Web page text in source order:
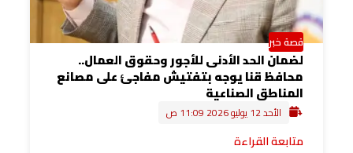
قصة خبر
لضمان الحد الأدنى للأجور وحقوق العمال..
محافظ قنا يوجه بتفتيش مفاجئ على مصانع
المناطق الصناعية
الأحد 12 يوليو 2026 11:09 ص
متابعة القراءة